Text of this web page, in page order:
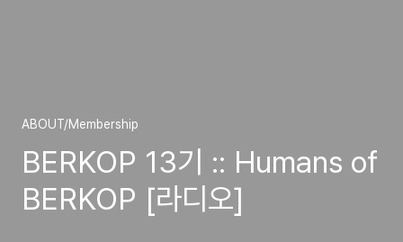
ABOUT/Membership
BERKOP 13기 :: Humans of
BERKOP [라디오]